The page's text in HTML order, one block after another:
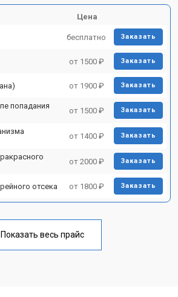
Цена
бесплатно Заказать
от 1500 ₽ Заказать
от 1900 ₽ Заказать
попадания
от 1500 ₽ Заказать
от 1400 ₽ Заказать
от 2000 ₽ Заказать
отсека от 1800 ₽ Заказать
Показать весь прайс